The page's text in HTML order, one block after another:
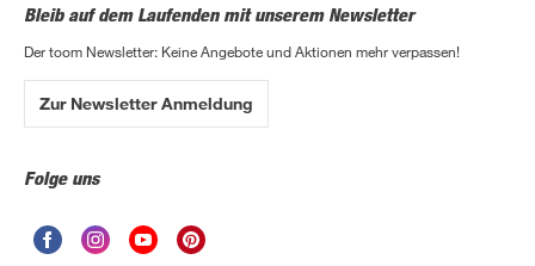
Bleib auf dem Laufenden mit unserem Newsletter
Der toom Newsletter: Keine Angebote und Aktionen mehr verpassen!
Zur Newsletter Anmeldung
Folge uns